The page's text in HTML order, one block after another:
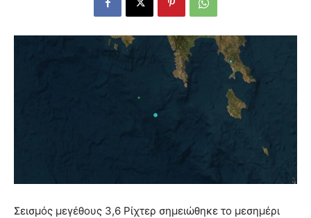
Σεισμός μεγέθους 3,6 Ρίχτερ σημειώθηκε το μεσημέρι